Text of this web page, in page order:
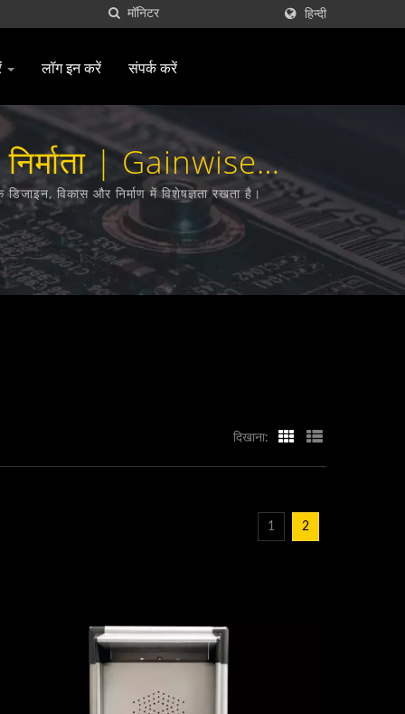
हिन्दी
लॉग इन करें संपर्क करें
| Gainwise
विकास और निर्माण में विशेषज्ञता रखता है।
दिखाना:
1 2